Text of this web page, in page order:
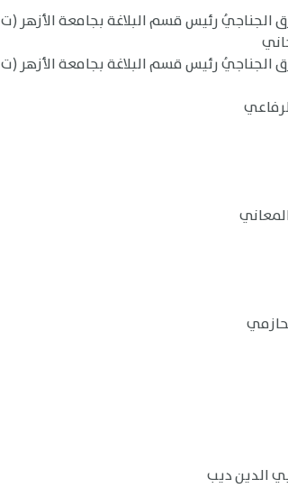
رئيس قسم البلاغة بجامعة الأزهر (ت ١٤٢٩ هـ)
رئيس قسم البلاغة بجامعة الأزهر (ت ١٤٢٩ هـ)
الدين ديب